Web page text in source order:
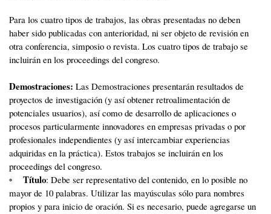
Para los cuatro tipos de trabajos, las obras presentadas no deben
haber sido publicadas con anterioridad, ni ser objeto de revisión en
otra conferencia, simposio o revista. Los cuatro tipos de trabajo se
incluirán en los proceedings del congreso.
Demostraciones: Las Demostraciones presentarán resultados de
proyectos de investigación (y así obtener retroalimentación de
potenciales usuarios), así como de desarrollo de aplicaciones o
procesos particularmente innovadores en empresas privadas o por
profesionales independientes (y así intercambiar experiencias
adquiridas en la práctica). Estos trabajos se incluirán en los
proceedings del congreso.
◦ Título: Debe ser representativo del contenido, en lo posible no
mayor de 10 palabras. Utilizar las mayúsculas sólo para nombres
propios y para inicio de oración. Si es necesario, puede agregarse un